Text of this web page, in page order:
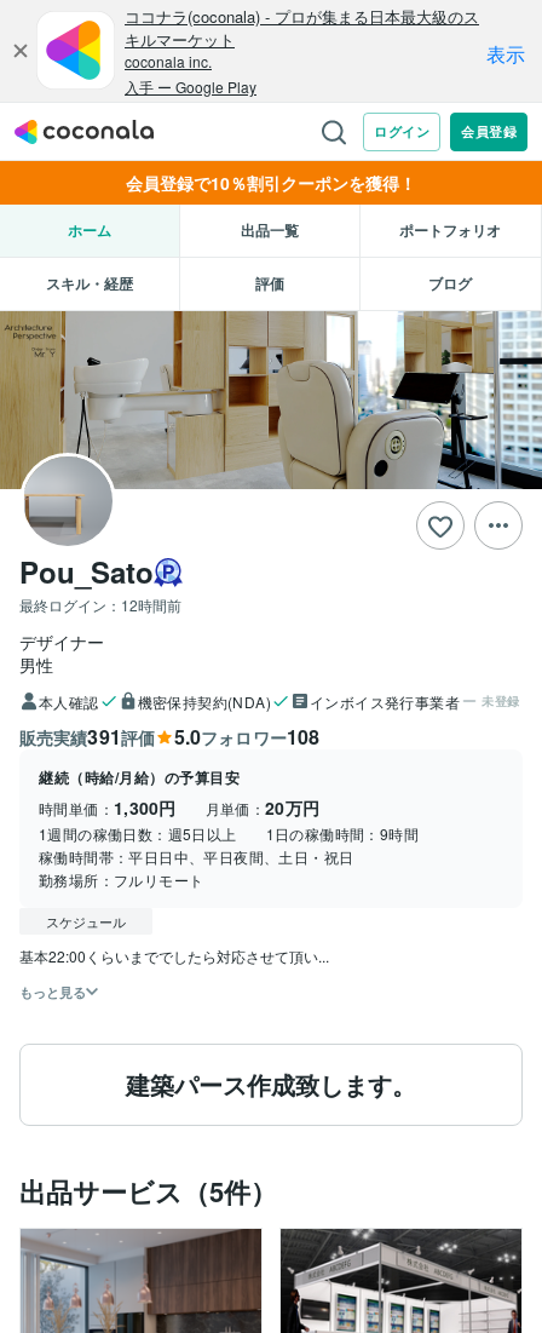
会員登録で10％割引クーポンを獲得！
ホーム 出品一覧 ポートフォリオ
スキル・経歴 評価 ブログ
Pou_Sato
最終ログイン： 12時間前
デザイナー
男性
本人確認 機密保持契約(NDA) インボイス発行事業者 未登録
販売実績391評価 5.0フォロワー108
継続（時給/月給）の予算目安
時間単価： 1,300円 月単価：20万円
1週間の稼働日数： 週5日以上 1日の稼働時間： 9時間
稼働時間帯：平日日中、平日夜間、土日・祝日
勤務場所： フルリモート
スケジュール
基本22:00くらいまででしたら対応させて頂い...
もっと見る
建築パース作成致します。
出品サービス（5件）